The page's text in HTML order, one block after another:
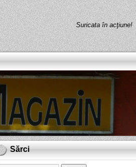
Suricata în acţiune!
Sărci